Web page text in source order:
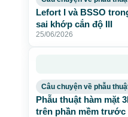
Lefort I và BSSO
sai khớp cắn độ III
25/06/2026
Câu chuyện về phẫu
Phẫu thuật hàm mặt
trên phần mềm trước